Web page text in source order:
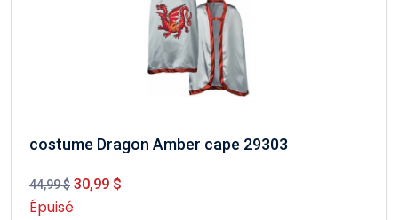
costume Dragon Amber cape 29303
44,99 $ 30,99 $
Épuisé